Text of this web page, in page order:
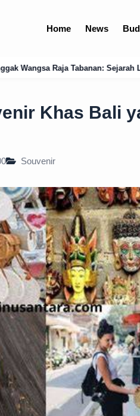
Home News
Legitimasi dan Kekuasaan
Khas Bali
Souvenir